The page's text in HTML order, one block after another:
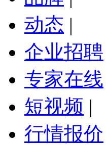
动态 |
企业招聘
专家在线
短视频 |
行情报价